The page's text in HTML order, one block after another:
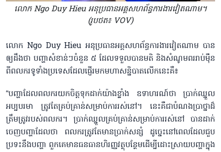
លោក Ngo Duy Hieu អនុប្រធានអគ្គសហព័ន្ធការងារវៀតណាម។
(រូបថត៖ VOV)
លោក Ngo Duy Hieu អនុប្រធានអគ្គសហព័ន្ធការងារវៀតណាម បាន
ឲ្យដឹងថា បញ្ហាសំខាន់ៗចំនួន ៥ ដែលទទួលបានមតិ និងសំណូមពររាប់ម៉ឺន
ពីពលករទូទាំងប្រទេសដែលផ្ញើរមកមហាសន្និបាតលើកនេះគឺ៖
“បញ្ហាដែលពលករយកចិត្តទុកដាក់យ៉ាងខ្លាំង ឧទាហរណ៍ថា ប្រាក់ឈ្នួល
អប្បបរមា ត្រូវតែគ្រប់គ្រាន់សម្រាប់ការរស់នៅ។ នេះគឺជាបំណងប្រាថ្នាដ៏
ត្រឹមត្រូវរបស់ពលករ។ ប្រាក់ឈ្នួលគ្រប់គ្រាន់សម្រាប់ការរស់នៅ បានដាក់
ចេញបញ្ហាដែលថា ពលករត្រូវតែមានប្រាក់សន្សំ ដូច្នេះនៅពេលដែលជួប
ប្រទះនឹងបញ្ហា ពួកគេមានធនធានហិរញ្ញវត្ថុបន្ថែមដើម្បីដោះស្រាយបញ្ហាក្នុង